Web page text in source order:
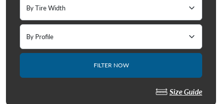
FILTER NOW
Size Guide